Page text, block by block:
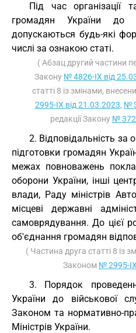
Під час організації
громадян України до
допускаються будь-які
числі за ознакою статі.
( Абзац другий частини
Закону № 4826-IX від
статті 8 із змінами,
2995-IX від 21.03.2023, №
редакції Закону №
2. Відповідальність за
підготовки громадян
межах повноважень
оборони України, інші
влади, Раду міністрів
місцеві державні
самоврядування. До цієї
об'єднання громадян
( Частина друга статті 8 із
Законом № 2995-
3. Порядок
України до військової
Законом та нормативно-
Міністрів України.